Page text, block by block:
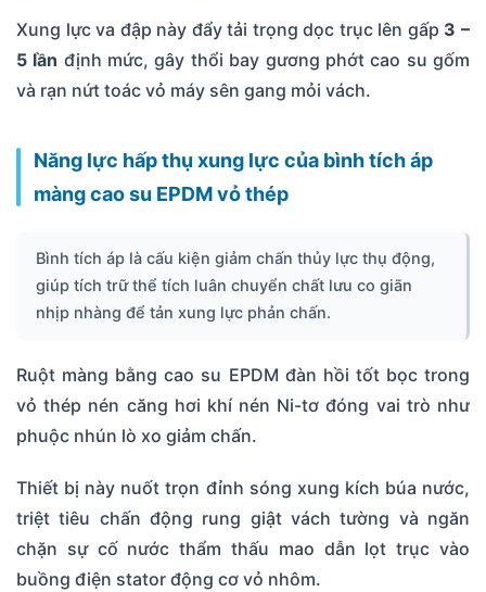
Xung lực va đập này đẩy tải trọng dọc trục lên gấp 3 –
5 lần định mức, gây thổi bay gương phớt cao su gốm
và rạn nứt toác vỏ máy sên gang mỏi vách.
Năng lực hấp thụ xung lực của bình tích áp
màng cao su EPDM vỏ thép
Bình tích áp là cấu kiện giảm chấn thủy lực thụ động,
giúp tích trữ thể tích luân chuyển chất lưu co giãn
nhịp nhàng để tản xung lực phản chấn.
Ruột màng bằng cao su EPDM đàn hồi tốt bọc trong
vỏ thép nén căng hơi khí nén Ni-tơ đóng vai trò như
phuộc nhún lò xo giảm chấn.
Thiết bị này nuốt trọn đỉnh sóng xung kích búa nước,
triệt tiêu chấn động rung giật vách tường và ngăn
chặn sự cố nước thẩm thấu mao dẫn lọt trục vào
buồng điện stator động cơ vỏ nhôm.